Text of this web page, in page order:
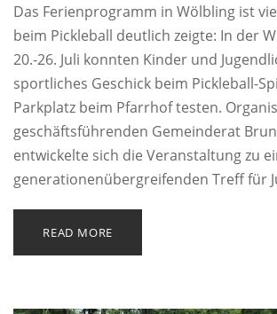
Das Ferienprogramm in Wölbling ist
beim Pickleball deutlich zeigte: In der
20.-26. Juli konnten Kinder und
sportliches Geschick beim Pickleball-
Parkplatz beim Pfarrhof testen.
geschäftsführenden Gemeinderat
entwickelte sich die Veranstaltung zu
generationenübergreifenden Treff für
READ MORE